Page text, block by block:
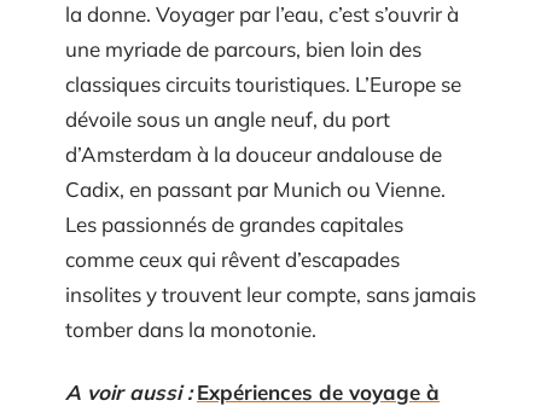
la donne. Voyager par l’eau, c’est s’ouvrir à
une myriade de parcours, bien loin des
classiques circuits touristiques. L’Europe se
dévoile sous un angle neuf, du port
d’Amsterdam à la douceur andalouse de
Cadix, en passant par Munich ou Vienne.
Les passionnés de grandes capitales
comme ceux qui rêvent d’escapades
insolites y trouvent leur compte, sans jamais
tomber dans la monotonie.
A voir aussi : Expériences de voyage à